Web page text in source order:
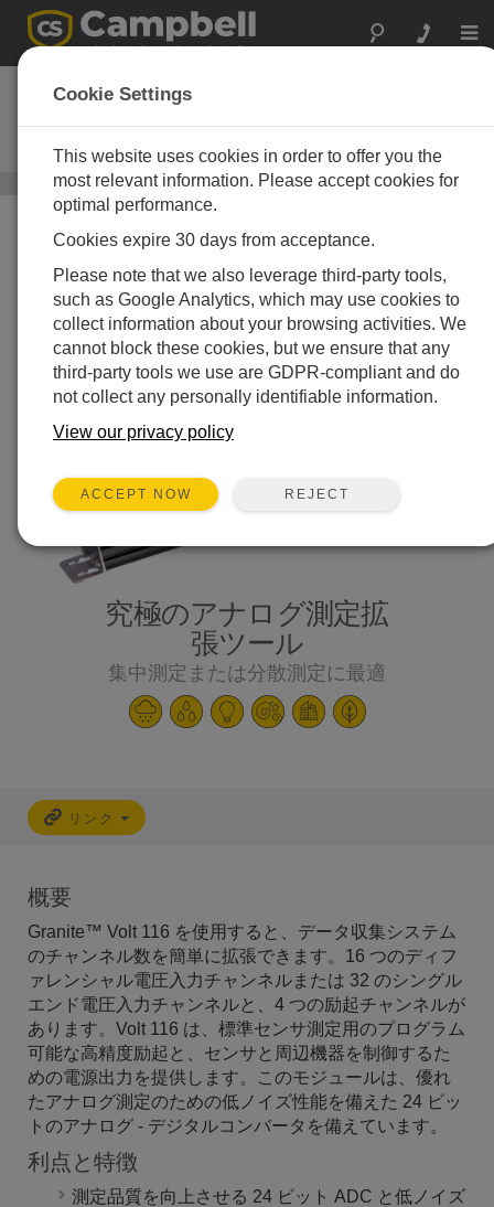
Granite Volt 116
16 または 32 チャンネル 5V アナ
ログ入力モジュール
GRANITEコンポーネント / Granite Volt 116
究極のアナログ測定拡
張ツール
集中測定または分散測定に最適
リンク
概要
Granite™ Volt 116 を使用すると、データ収集システム
のチャンネル数を簡単に拡張できます。16 つのディフ
ァレンシャル電圧入力チャンネルまたは 32 のシングル
エンド電圧入力チャンネルと、4 つの励起チャンネルが
あります。Volt 116 は、標準センサ測定用のプログラム
可能な高精度励起と、センサと周辺機器を制御するた
めの電源出力を提供します。このモジュールは、優れ
たアナログ測定のための低ノイズ性能を備えた 24 ビッ
トのアナログ - デジタルコンバータを備えています。
利点と特徴
測定品質を向上させる 24 ビット ADC と低ノイズ
Cookie Settings
This website uses cookies in order to offer you the
most relevant information. Please accept cookies for
optimal performance.
Cookies expire 30 days from acceptance.
Please note that we also leverage third-party tools,
such as Google Analytics, which may use cookies to
collect information about your browsing activities. We
cannot block these cookies, but we ensure that any
third-party tools we use are GDPR-compliant and do
not collect any personally identifiable information.
View our privacy policy
ACCEPT NOW REJECT